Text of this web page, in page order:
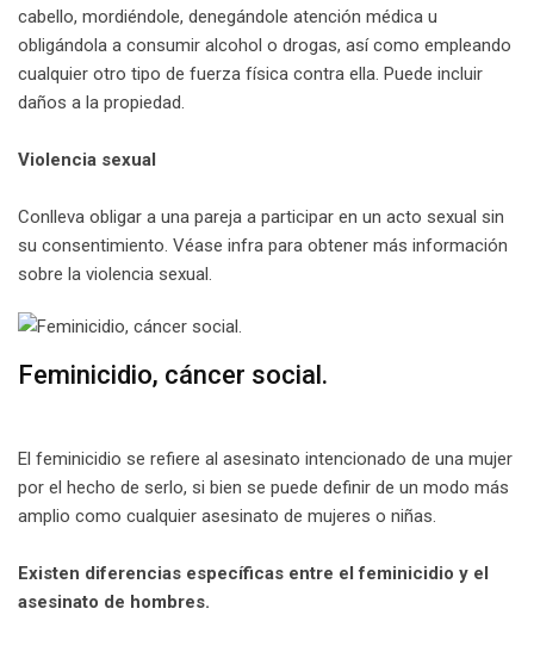
cabello, mordiéndole, denegándole atención médica u
obligándola a consumir alcohol o drogas, así como empleando
cualquier otro tipo de fuerza física contra ella. Puede incluir
daños a la propiedad.
Violencia sexual
Conlleva obligar a una pareja a participar en un acto sexual sin
su consentimiento. Véase infra para obtener más información
sobre la violencia sexual.
Feminicidio, cáncer social.
El feminicidio se refiere al asesinato intencionado de una mujer
por el hecho de serlo, si bien se puede definir de un modo más
amplio como cualquier asesinato de mujeres o niñas.
Existen diferencias específicas entre el feminicidio y el
asesinato de hombres.